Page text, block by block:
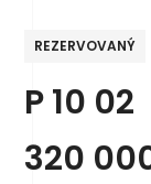
REZERVOVANÝ
P 10 02
320